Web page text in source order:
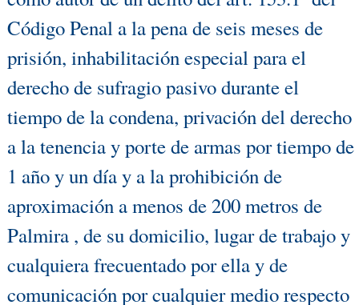
Código Penal a la pena de seis meses de
prisión, inhabilitación especial para el
derecho de sufragio pasivo durante el
tiempo de la condena, privación del derecho
a la tenencia y porte de armas por tiempo de
1 año y un día y a la prohibición de
aproximación a menos de 200 metros de
Palmira , de su domicilio, lugar de trabajo y
cualquiera frecuentado por ella y de
comunicación por cualquier medio respecto